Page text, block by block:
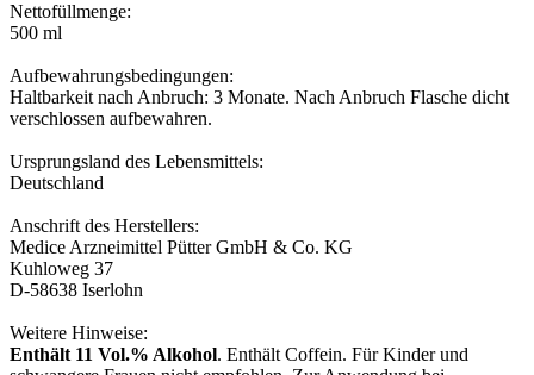
Nettofüllmenge:
500 ml
Aufbewahrungsbedingungen:
Haltbarkeit nach Anbruch: 3 Monate. Nach Anbruch Flasche dicht
verschlossen aufbewahren.
Ursprungsland des Lebensmittels:
Deutschland
Anschrift des Herstellers:
Medice Arzneimittel Pütter GmbH & Co. KG
Kuhloweg 37
D-58638 Iserlohn
Weitere Hinweise:
Enthält 11 Vol.% Alkohol. Enthält Coffein. Für Kinder und